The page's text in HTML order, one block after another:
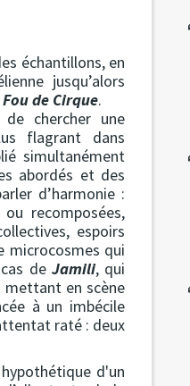
échantillons, en
jusqu’alors
Fou de Cirque.
chercher une
flagrant dans
simultanément
abordés et des
d’harmonie :
recomposées,
espoirs
microcosmes qui
de Jamili, qui
mettant en scène
à un imbécile
raté : deux
d'un